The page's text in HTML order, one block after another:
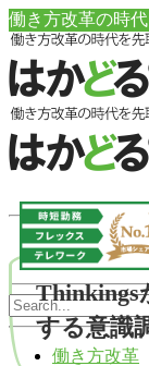
働き方改革の時
働き方改革
Thinkings
する意識